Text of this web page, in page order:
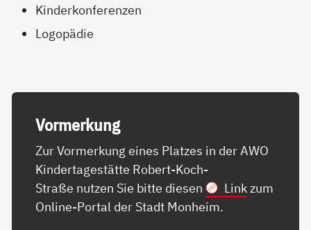
Kinderkonferenzen
Logopädie
Vor­mer­kung
Zur Vormerkung eines Platzes in der AWO
Kindertagestätte Robert-Koch-
Straße nutzen Sie bitte diesen
Linkzum
Online-Portal der Stadt Monheim.